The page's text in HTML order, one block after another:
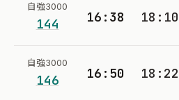
自強3000
144 16:38 18:10
自強3000
146 16:50 18:22